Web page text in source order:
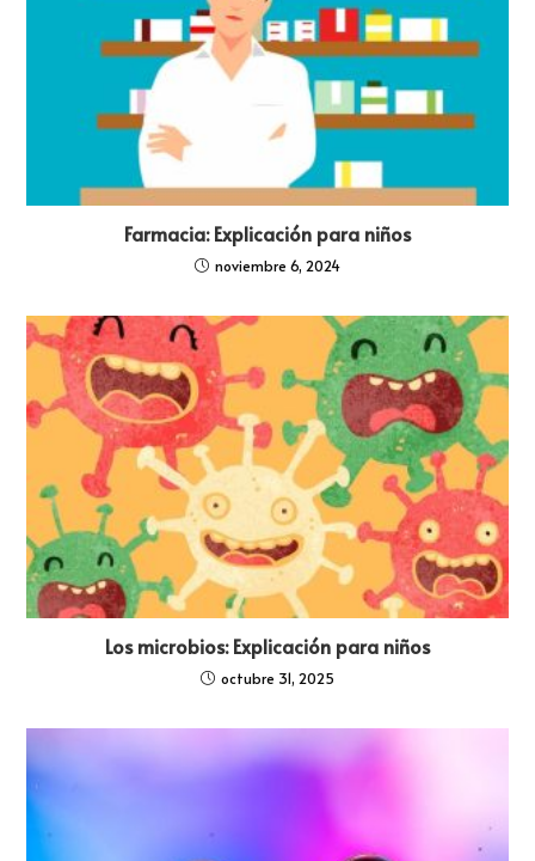
Farmacia: Explicación para niños
noviembre 6, 2024
Los microbios: Explicación para niños
octubre 31, 2025